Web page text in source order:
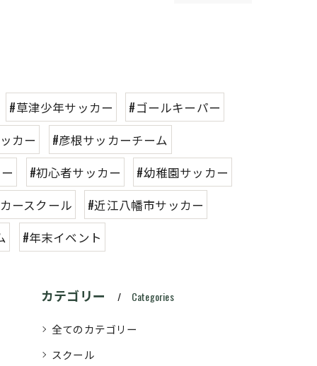
#草津少年サッカー
#ゴールキーパー
カー
#彦根サッカーチーム
#初心者サッカー
#幼稚園サッカー
ースクール
#近江八幡市サッカー
#年末イベント
カテゴリー Categories
全てのカテゴリー
スクール